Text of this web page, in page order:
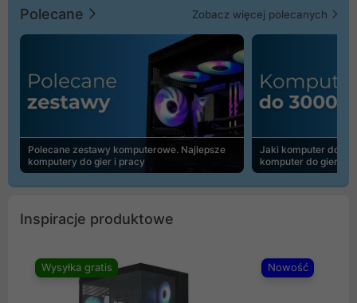
Polecane Zobacz więcej polecanych
Polecane zestawy komputerowe. Najlepsze
komputery do gier i pracy
Jaki komputer do
komputer do gier |
Inspiracje produktowe
Wysyłka gratis Nowość